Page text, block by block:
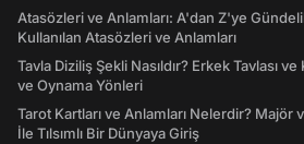
Atasözleri ve Anlamları: A'dan Z'ye
Kullanılan Atasözleri ve Anlamları
Tavla Diziliş Şekli Nasıldır? Erkek Tavlası ve
ve Oynama Yönleri
Tarot Kartları ve Anlamları Nelerdir?
İle Tılsımlı Bir Dünyaya Giriş